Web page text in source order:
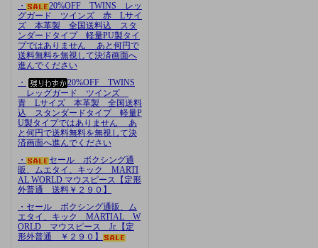
・
20%OFF TWINS レッ
グガード ツインズ 赤 Lサイ
ズ 本革製 全国送料込 スタ
ンダードタイプ 軽量PU製タイ
プではありません あと何円で
送料無料を無視して決済画面へ
進んでください
・
20%OFF TWINS
レッグガード ツインズ
青 Lサイズ 本革製 全国送料
込 スタンダードタイプ 軽量P
U製タイプではありません あ
と何円で送料無料を無視して決
済画面へ進んでください
・
セール ボクシング通
販、ムエタイ、キック MARTI
AL WORLD マウスピース【定形
外普通 送料￥２９０】
・セール ボクシング通販、ム
エタイ、キック MARTIAL W
ORLD マウスピース Jr.【定
形外普通 ￥２９０】